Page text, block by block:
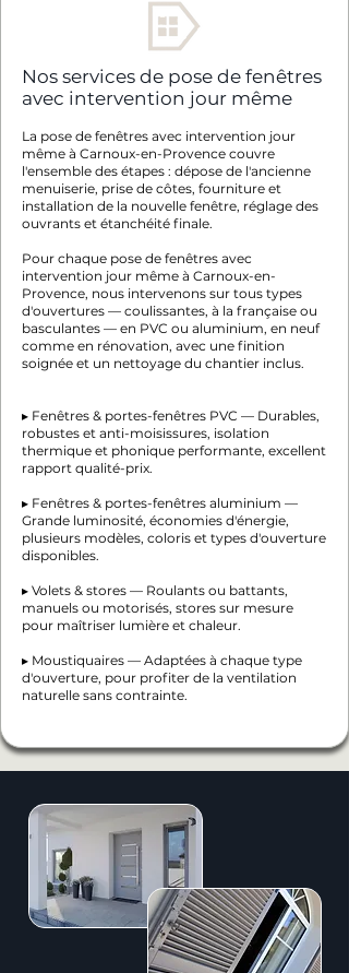
Nos services de pose de fenêtres
avec intervention jour même
La pose de fenêtres avec intervention jour
même à Carnoux-en-Provence couvre
l'ensemble des étapes : dépose de l'ancienne
menuiserie, prise de côtes, fourniture et
installation de la nouvelle fenêtre, réglage des
ouvrants et étanchéité finale.
Pour chaque pose de fenêtres avec
intervention jour même à Carnoux-en-
Provence, nous intervenons sur tous types
d'ouvertures — coulissantes, à la française ou
basculantes — en PVC ou aluminium, en neuf
comme en rénovation, avec une finition
soignée et un nettoyage du chantier inclus.
▸ Fenêtres & portes-fenêtres PVC — Durables,
robustes et anti-moisissures, isolation
thermique et phonique performante, excellent
rapport qualité-prix.
▸ Fenêtres & portes-fenêtres aluminium —
Grande luminosité, économies d'énergie,
plusieurs modèles, coloris et types d'ouverture
disponibles.
▸ Volets & stores — Roulants ou battants,
manuels ou motorisés, stores sur mesure
pour maîtriser lumière et chaleur.
▸ Moustiquaires — Adaptées à chaque type
d'ouverture, pour profiter de la ventilation
naturelle sans contrainte.